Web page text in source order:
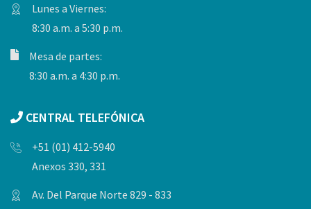
Lunes a Viernes:
8:30 a.m. a 5:30 p.m.
Mesa de partes:
8:30 a.m. a 4:30 p.m.
CENTRAL TELEFÓNICA
+51 (01) 412-5940
Anexos 330, 331
Av. Del Parque Norte 829 - 833